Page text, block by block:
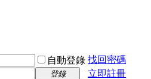
自動登錄 找回密碼
登錄 立即註冊